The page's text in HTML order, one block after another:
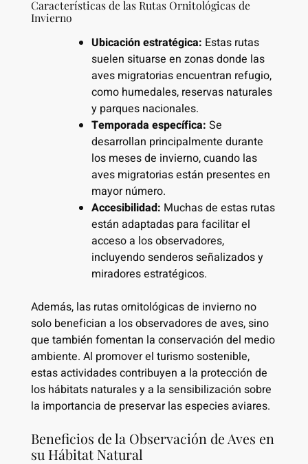
Características de las Rutas Ornitológicas de
Invierno
Ubicación estratégica: Estas rutas
suelen situarse en zonas donde las
aves migratorias encuentran refugio,
como humedales, reservas naturales
y parques nacionales.
Temporada específica: Se
desarrollan principalmente durante
los meses de invierno, cuando las
aves migratorias están presentes en
mayor número.
Accesibilidad: Muchas de estas rutas
están adaptadas para facilitar el
acceso a los observadores,
incluyendo senderos señalizados y
miradores estratégicos.
Además, las rutas ornitológicas de invierno no
solo benefician a los observadores de aves, sino
que también fomentan la conservación del medio
ambiente. Al promover el turismo sostenible,
estas actividades contribuyen a la protección de
los hábitats naturales y a la sensibilización sobre
la importancia de preservar las especies aviares.
Beneficios de la Observación de Aves en
su Hábitat Natural